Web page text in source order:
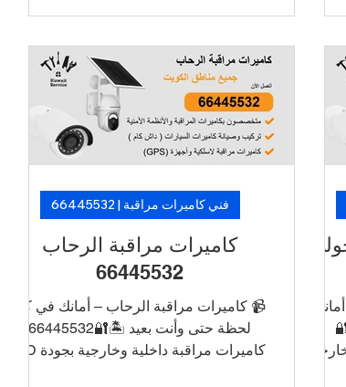
اليوم 📞 اطلب الآن خدمة تركيب كاميرات
في الأحمدي بأسعار منافسة وتركيب سريع
من فنيين متخصصين. 🛡️ لأن الأمان ما فيه
تأجيل… خلّ الكاميرات تشتغل، وارتاح!
كاميرات مراقبة الرحاب
66445532
📹 كاميرات مراقبة الرحاب – أمانك في كل
لحظة حتى وأنت بعيد 🏝️🔐66445532
كاميرات مراقبة داخلية وخارجية بجودة HD
فني كاميرات مراقبة | 66445532